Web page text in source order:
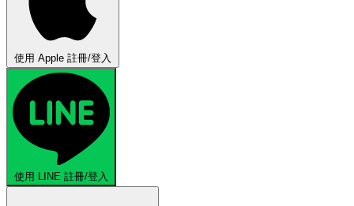
使用 Apple 註冊/登入
使用 LINE 註冊/登入